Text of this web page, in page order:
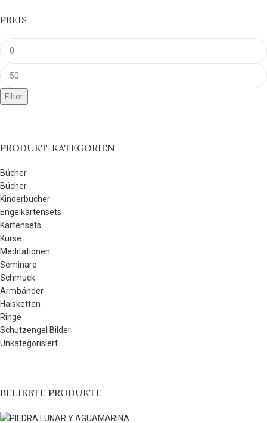
PREIS
Filter
PRODUKT-KATEGORIEN
Bücher
Bücher
Kinderbücher
Engelkartensets
Kartensets
Kurse
Meditationen
Seminare
Schmuck
Armbänder
Halsketten
Ringe
Schutzengel Bilder
Unkategorisiert
BELIEBTE PRODUKTE